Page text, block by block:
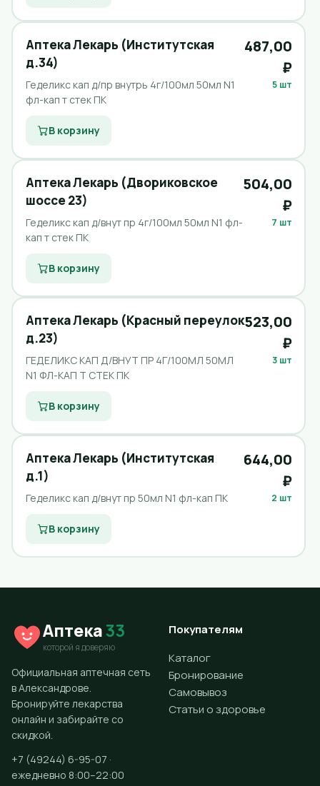
Аптека Лекарь (Институтская
д.34)
Геделикс кап д/пр внутрь 4г/100мл 50мл N1
фл-кап т стек ПК
487,00
₽
5 шт
В корзину
Аптека Лекарь (Двориковское
шоссе 23)
Геделикс кап д/внут пр 4г/100мл 50мл N1 фл-
кап т стек ПК
504,00
₽
7 шт
В корзину
Аптека Лекарь (Красный переулок
д.23)
ГЕДЕЛИКС КАП Д/ВНУТ ПР 4Г/100МЛ 50МЛ
N1 ФЛ-КАП Т СТЕК ПК
523,00
₽
3 шт
В корзину
Аптека Лекарь (Институтская
д.1)
Геделикс кап д/внут пр 50мл N1 фл-кап ПК
644,00
₽
2 шт
В корзину
Аптека33
которой я доверяю
Официальная аптечная сеть
в Александрове.
Бронируйте лекарства
онлайн и забирайте со
скидкой.
+7 (49244) 6-95-07 ·
ежедневно 8:00–22:00
Покупателям
Каталог
Бронирование
Самовывоз
Статьи о здоровье